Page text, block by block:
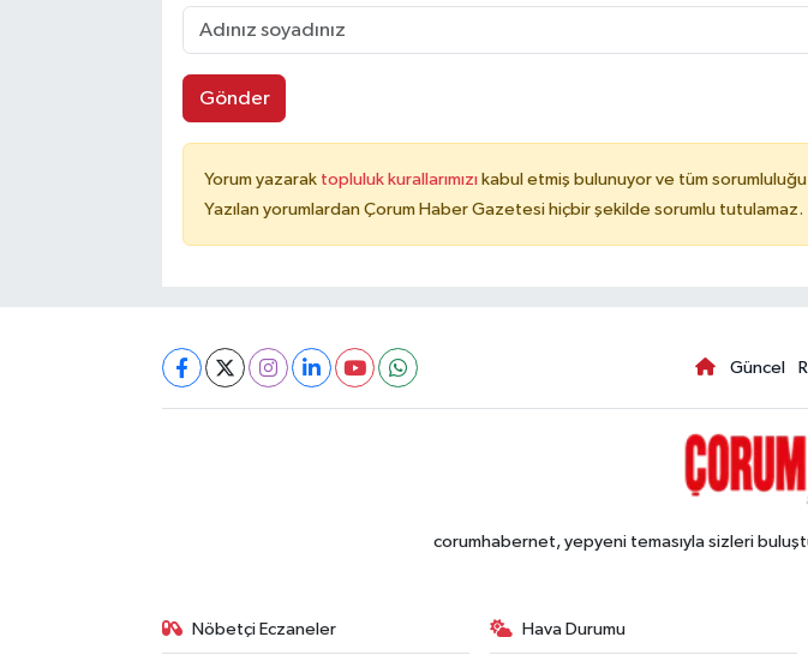
Gönder
Yorum yazarak topluluk kurallarımızı kabul etmiş bulunuyor ve tüm
Yazılan yorumlardan Çorum Haber Gazetesi hiçbir şekilde sorumlu tutulamaz.
Güncel
corumhabernet, yepyeni temasıyla sizleri
Nöbetçi Eczaneler Hava Durumu